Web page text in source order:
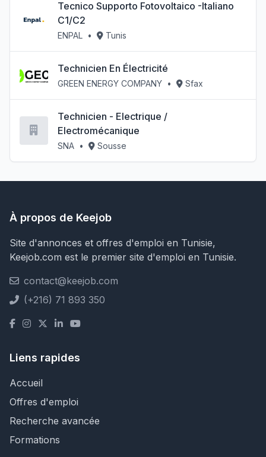
Tecnico Supporto Fotovoltaico -Italiano
C1/C2
ENPAL • Tunis
Technicien En Électricité
GREEN ENERGY COMPANY • Sfax
Technicien - Electrique /
Electromécanique
SNA • Sousse
À propos de Keejob
Site d'annonces et offres d'emploi en Tunisie,
Keejob.com est le premier site d'emploi en Tunisie.
contact@keejob.com
(+216) 71 893 350
Liens rapides
Accueil
Offres d'emploi
Recherche avancée
Formations